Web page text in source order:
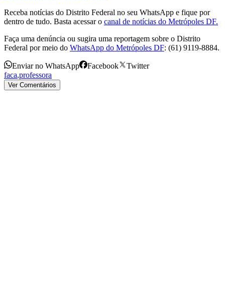
Receba notícias do Distrito Federal no seu WhatsApp e fique por
dentro de tudo. Basta acessar o canal de notícias do Metrópoles DF.
Faça uma denúncia ou sugira uma reportagem sobre o Distrito
Federal por meio do WhatsApp do Metrópoles DF: (61) 9119-8884.
Enviar no WhatsApp Facebook
Twitter
faca,professora
Ver Comentários